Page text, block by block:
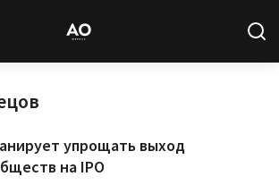
упрощать выход
на IPO